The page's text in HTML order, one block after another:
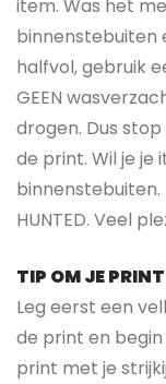
item. Was het
binnenstebuiten
halfvol, gebruik
GEEN
drogen. Dus stop
de print. Wil je je
binnenstebuiten.
HUNTED. Veel
TIP OM JE
Leg eerst een
de print en
print met je